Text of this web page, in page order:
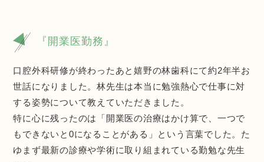
『開業医勤務』
口腔外科研修が終わったあと嬉野の林歯科にて約2年半お
世話になりました。林先生は本当に勉強熱心で仕事に対
する姿勢について教えていただきました。
特に心に残ったのは「開業医の治療はかけ算で、一つで
もできないと0になることがある」という言葉でした。た
ゆまず最新の診療や学術に取り組まれている勤勉な先生